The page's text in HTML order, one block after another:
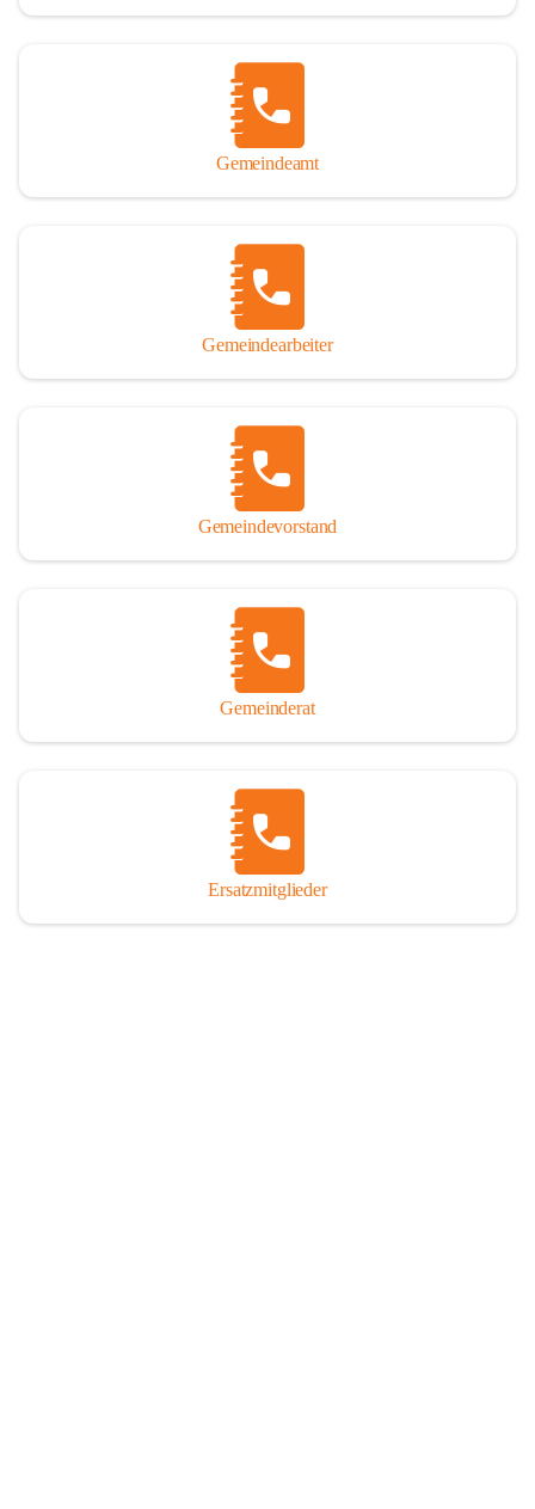
Jubiläumsjahr abschließen zu können. Daher mag um Nachsicht
Ausführlichkeit behandelt erscheinen, oder auch der eine oder
andere Fehler unterlief. Die Autoren haben nach ihren
individuellen Möglichkeiten mit bestem Wissen und Gewissen
Andreas Rohatsch wurde auf das System der Fußnoten verzichtet.
Wo eine genaue Quellenangabe sinnvoll und notwendig erschien,
sind die entsprechenden Quellenhinweise in den fließenden Text
eingearbeitet. Der leichteren Lesbarkeit halber ist auch von einer
streng gendergerechten Ausdrucksform Abstand genommen
So darf ich Sie zu einer interessanten, vergnüglichen und
manchmal auch nachdenklich machenden Zeitreise durch die
Jahrhunderte, ja Jahrtausende alte Geschichte von der Steinzeit
einladen.
Gemeindeamt
Gemeindearbeiter
Gemeindevorstand
Gemeinderat
Ersatzmitglieder